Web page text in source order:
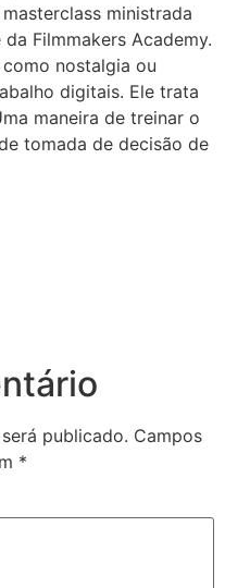
ministrada
Filmmakers Academy.
nostalgia ou
digitais. Ele trata
maneira de treinar o
tomada de decisão de
publicado. Campos
*